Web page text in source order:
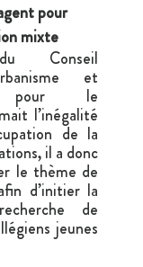
pour
mixte
Conseil
et
pour le
l’inégalité
de la
il a donc
le thème de
d’initier la
de
jeunes